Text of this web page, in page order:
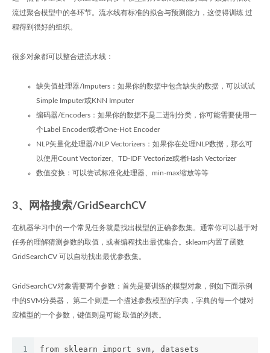
流过聚合模型中的各环节。流水线有标准的拟合与预测能力，这使得训练 过
程得到很好的组织。
很多对象都可以整合进流水线：
缺失值处理器/Imputers：如果你的数据中包含缺失的数据，可以试试
Simple Imputer或KNN Imputer
编码器/Encoders：如果你的数据不是二进制分类，你可能需要使用一
个Label Encoder或者One-Hot Encoder
NLP矢量化处理器/NLP Vectorizers：如果你在处理NLP数据，那么可
以使用Count Vectorizer、TD-IDF Vectorize或者Hash Vectorizer
数值变换：可以尝试标准化处理器、min-max缩放等等
3、网格搜索/GridSearchCV
在机器学习中的一个常见任务就是找出模型的正确参数集。通常你可以基于对
任务的理解猜测参数的取值，或者编程找出最优集合。sklearn内置了函数
GridSearchCV 可以自动找出最优参数集。
GridSearchCV对象需要两个参数：首先是要训练的模型对象，例如下面示例
中的SVM分类器， 第二个则是一个描述参数模型的字典，字典的每一个键对
应模型的一个参数，键值则是可能 取值的列表。
1 from sklearn import svm, datasets